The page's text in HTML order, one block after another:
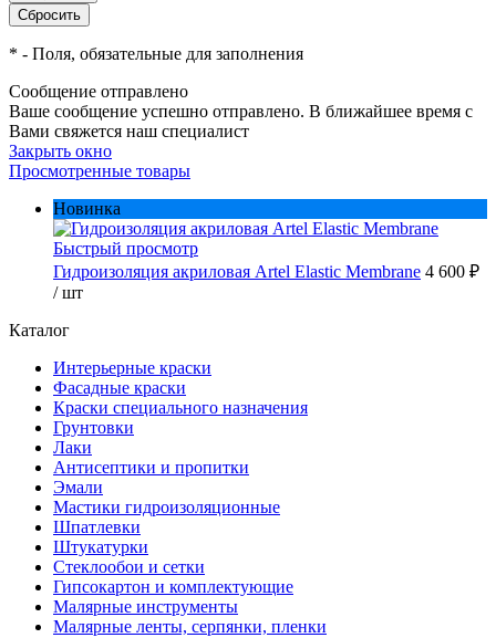
* - Поля, обязательные для заполнения
Сообщение отправлено
Ваше сообщение успешно отправлено. В ближайшее время с
Вами свяжется наш специалист
Закрыть окно
Просмотренные товары
Новинка
Быстрый просмотр
Гидроизоляция акриловая Artel Elastic Membrane 4 600 ₽
/ шт
Каталог
Интерьерные краски
Фасадные краски
Краски специального назначения
Грунтовки
Лаки
Антисептики и пропитки
Эмали
Мастики гидроизоляционные
Шпатлевки
Штукатурки
Стеклообои и сетки
Гипсокартон и комплектующие
Малярные инструменты
Малярные ленты, серпянки, пленки